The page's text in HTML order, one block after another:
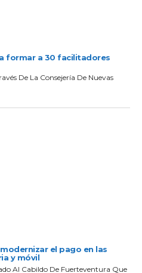
formar a 30 facilitadores
De La Consejería De Nuevas
el pago en las
y móvil
Al Cabildo De Fuerteventura Que